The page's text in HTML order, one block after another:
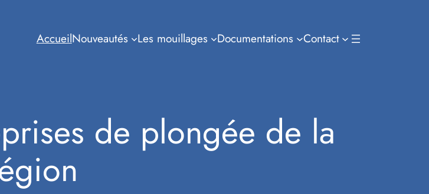
AccueilNouveautés Les mouillages Documentations Contact
de plongée de la